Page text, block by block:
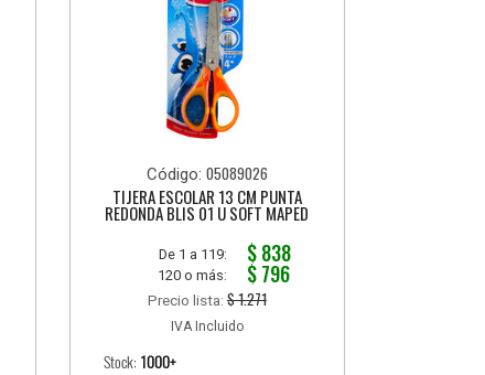
Código: 05089026
TIJERA ESCOLAR 13 CM PUNTA
REDONDA BLIS 01 U SOFT MAPED
De 1 a 119: $ 838
120 o más: $ 796
Precio lista:$ 1.271
IVA Incluido
Stock: 1000+